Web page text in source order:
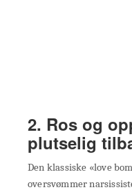
2. Ros og
plutselig
Den klassiske «love
oversvømmer